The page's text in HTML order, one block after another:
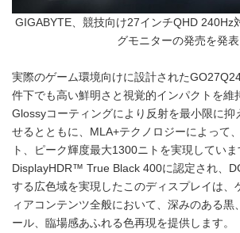
GIGABYTE、競技向け27インチQHD 240Hz
グモニターの発売を発表
実際のゲーム環境向けに設計された
件下でも高い鮮明さと視覚的インパクトを維
Glossyコーティングにより反射を最小限に抑
せるとともに、MLA+テクノロジーによって
ト、ピーク輝度最大1300ニトを実現していま
DisplayHDR™ True Black 400に認定され、
する広色域を実現したこのディスプレイは、
ィアコンテンツ全般において、深みのある黒
ール、臨場感あふれる色再現を提供します。